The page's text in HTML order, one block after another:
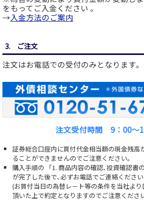
をもってご入金ください ｡
→入金方法のご案内
3. ご注文
注文はお電話での受付のみとなります｡
注文受付時間 9：00～
証券総合口座内に買付代金相当額の現金残高
ることができませんのでご注意ください。
購入手順の 「1. 商品内容の確認､投資確認書
が完了した後で､必ずお電話でご連絡ください
(お買付当日の為替レ－ト等の条件を当社よ
頂いた上で約定となりますのでご注意くださ